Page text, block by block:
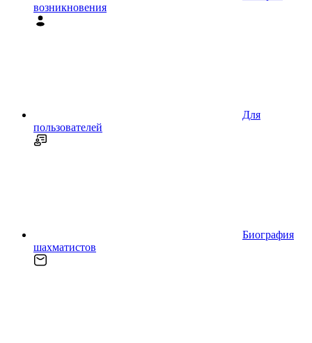
возникновения
Для
пользователей
Биография
шахматистов